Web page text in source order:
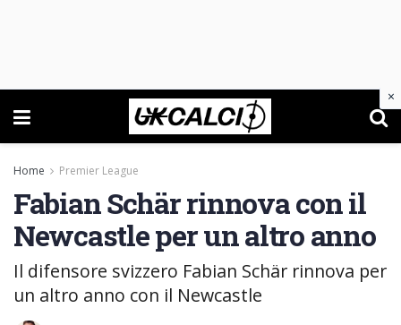
Home Premier League
Fabian Schär rinnova con il
Newcastle per un altro anno
Il difensore svizzero Fabian Schär rinnova per
un altro anno con il Newcastle
×